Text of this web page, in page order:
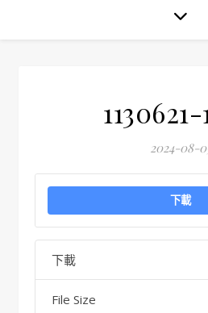
2024-08-
下載
下載
File Size